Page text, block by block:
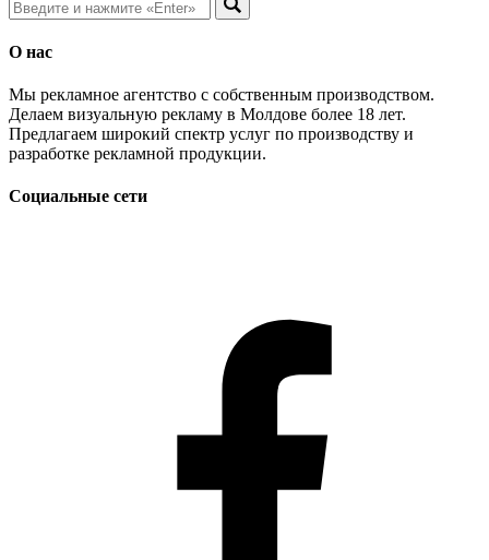
О нас
Мы рекламное агентство с собственным производством.
Делаем визуальную рекламу в Молдове более 18 лет.
Предлагаем широкий спектр услуг по производству и
разработке рекламной продукции.
Социальные сети